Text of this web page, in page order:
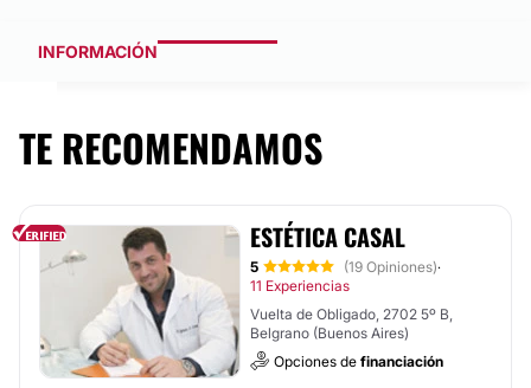
INFORMACIÓN
TE RECOMENDAMOS
ESTÉTICA CASAL
5 (19 Opiniones)·
11 Experiencias
Vuelta de Obligado, 2702 5º B,
Belgrano (Buenos Aires)
Opciones de financiación